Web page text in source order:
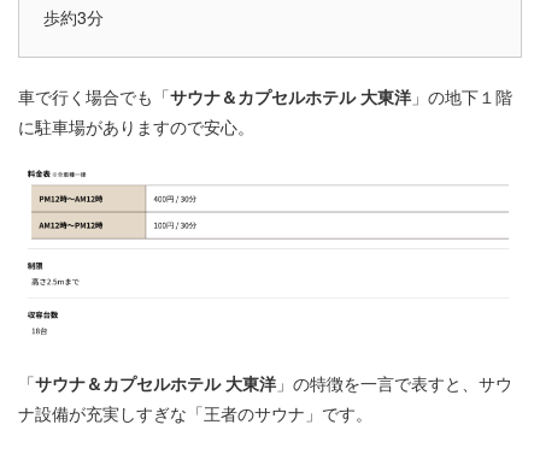
歩約3分
車で行く場合でも「サウナ＆カプセルホテル 大東洋 」の地下１階
に駐車場がありますので安心。
「サウナ＆カプセルホテル 大東洋 」の特徴を一言で表すと、サウ
ナ設備が充実しすぎな「王者のサウナ」です。